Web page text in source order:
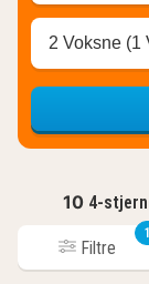
2 Voksne
10 4-
Filtre
1